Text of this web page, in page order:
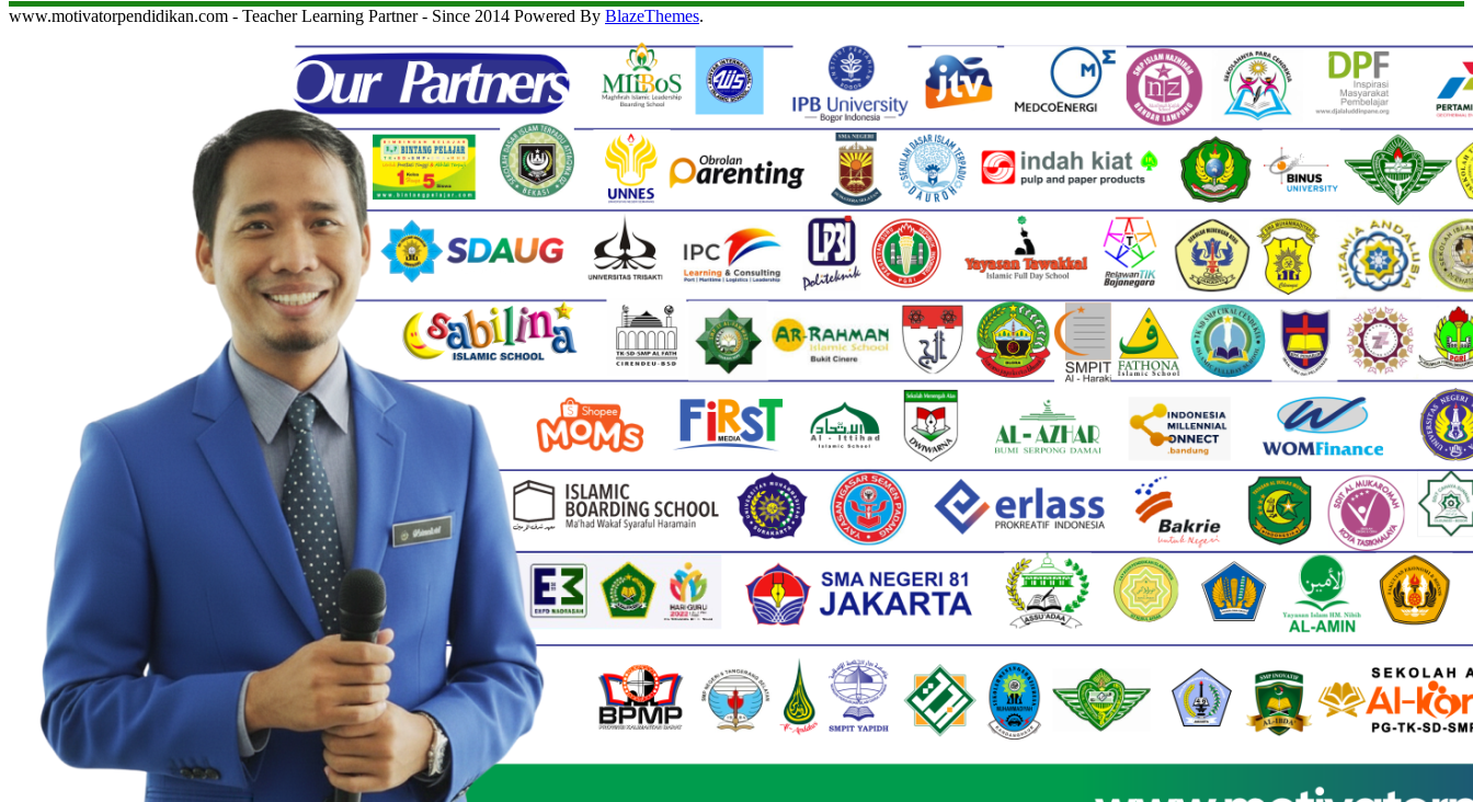
www.motivatorpendidikan.com - Teacher Learning Partner - Since 2014 Powered By BlazeThemes.